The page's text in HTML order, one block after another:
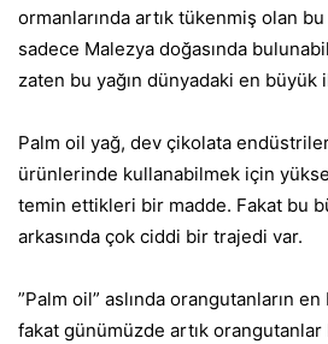
ormanlarında artık tükenmiş olan
sadece Malezya doğasında
zaten bu yağın dünyadaki en büyük
Palm oil yağ, dev çikolata
ürünlerinde kullanabilmek için
temin ettikleri bir madde. Fakat bu
arkasında çok ciddi bir trajedi var.
”Palm oil” aslında orangutanların
fakat günümüzde artık orangutanlar